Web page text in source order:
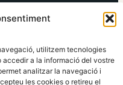
utilitzem tecnologies
a la informació del vostre
analitzar la navegació i
les cookies o retireu el